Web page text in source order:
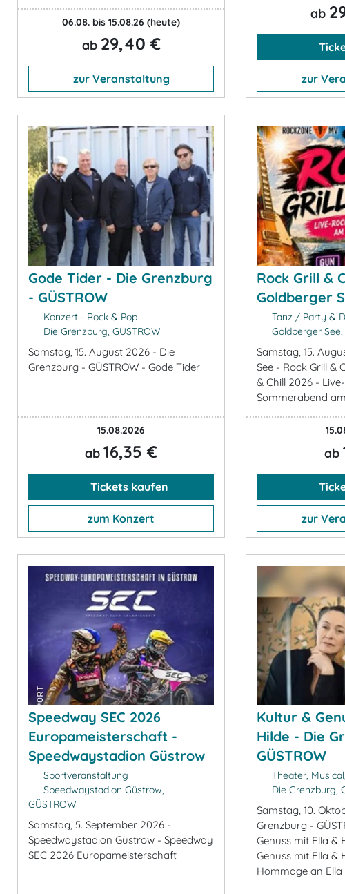
06.08. bis 15.08.26 (heute)
ab 29,40 €
zur Veranstaltung
ab
zur
Gode Tider - Die Grenzburg
- GÜSTROW
Konzert - Rock & Pop
Die Grenzburg, GÜSTROW
Samstag, 15. August 2026 - Die
Grenzburg - GÜSTROW - Gode Tider
15.08.2026
ab 16,35 €
Tickets kaufen
zum Konzert
Rock Grill &
Goldberger
Tanz / Party &
Goldberger See,
Samstag, 15.
See - Rock Grill &
& Chill 2026 -
Sommerabend
ab
zur
Speedway SEC 2026
Europameisterschaft -
Speedwaystadion Güstrow
Sportveranstaltung
Speedwaystadion Güstrow,
GÜSTROW
Samstag, 5. September 2026 -
Speedwaystadion Güstrow - Speedway
SEC 2026 Europameisterschaft
Kultur &
Hilde - Die
GÜSTROW
Theater,
Die Grenzburg,
Samstag, 10.
Grenzburg -
Genuss mit Ella &
Genuss mit Ella &
Hommage an Ella